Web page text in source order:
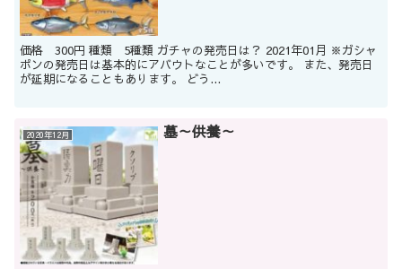
価格 300円 種類 5種類 ガチャの発売日は？ 2021年01月 ※ガシャ
ポンの発売日は基本的にアバウトなことが多いです。 また、発売日
が延期になることもあります。 どう...
2020年12月 墓～供養～